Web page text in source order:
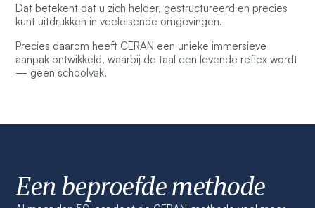
Dat betekent dat u zich helder, gestructureerd en precies
kunt uitdrukken in veeleisende omgevingen.
Precies daarom heeft CERAN een unieke immersieve
aanpak ontwikkeld, waarbij de taal een levende reflex wordt
— geen schoolvak.
Een beproefde methode